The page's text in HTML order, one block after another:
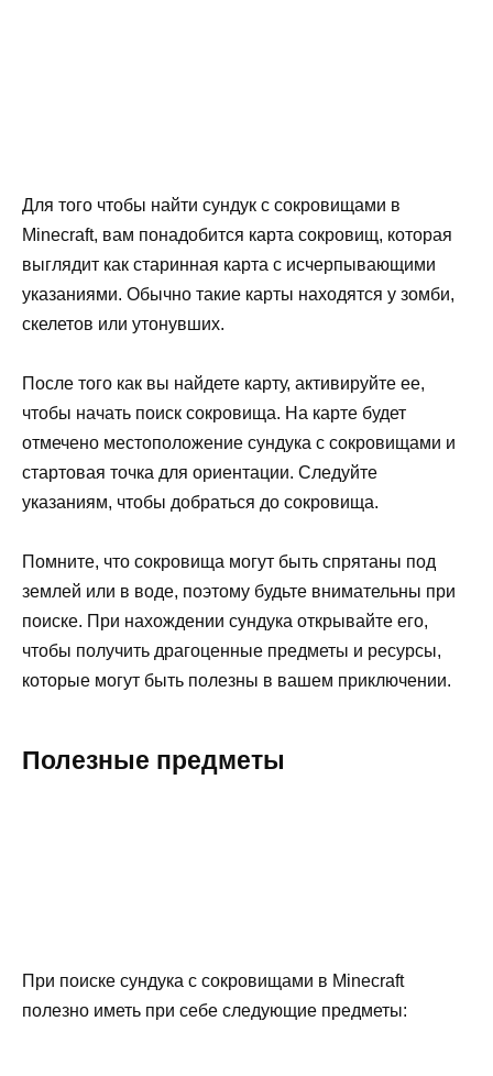
Для того чтобы найти сундук с сокровищами в
Minecraft, вам понадобится карта сокровищ, которая
выглядит как старинная карта с исчерпывающими
указаниями. Обычно такие карты находятся у зомби,
скелетов или утонувших.
После того как вы найдете карту, активируйте ее,
чтобы начать поиск сокровища. На карте будет
отмечено местоположение сундука с сокровищами и
стартовая точка для ориентации. Следуйте
указаниям, чтобы добраться до сокровища.
Помните, что сокровища могут быть спрятаны под
землей или в воде, поэтому будьте внимательны при
поиске. При нахождении сундука открывайте его,
чтобы получить драгоценные предметы и ресурсы,
которые могут быть полезны в вашем приключении.
Полезные предметы
При поиске сундука с сокровищами в Minecraft
полезно иметь при себе следующие предметы: